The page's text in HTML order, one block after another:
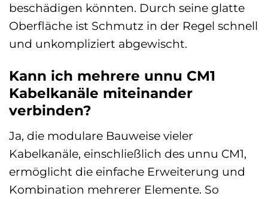
beschädigen könnten. Durch seine glatte
Oberfläche ist Schmutz in der Regel schnell
und unkompliziert abgewischt.
Kann ich mehrere unnu CM1
Kabelkanäle miteinander
verbinden?
Ja, die modulare Bauweise vieler
Kabelkanäle, einschließlich des unnu CM1,
ermöglicht die einfache Erweiterung und
Kombination mehrerer Elemente. So